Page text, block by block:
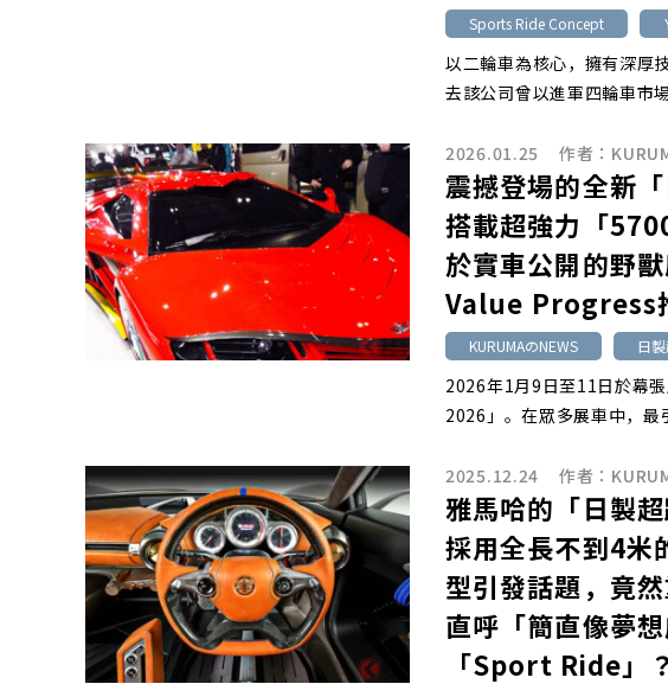
Sports Ride Concept
以二輪車為核心，擁有深厚
去該公司曾以進軍四輪車市
2026.01.25 作者：
震撼登場的全新
搭載超強力「
於實車公開的野
Value Progress
KURUMAのNEWS 日
2026年1月9日至11日於幕
2026」。在眾多展車中，
2025.12.24 作者：
雅馬哈的「日製超
採用全長不到4米
型引發話題，竟
直呼「簡直像夢
「Sport Ride」？